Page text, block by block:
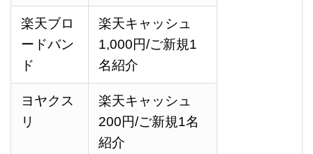
楽天ブロ
ードバン
ド
楽天キャッシュ
1,000円/ご新規1
名紹介
ヨヤクス
リ
楽天キャッシュ
200円/ご新規1名
紹介